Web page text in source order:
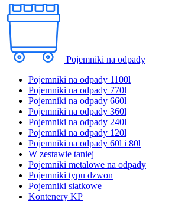
Pojemniki na odpady
Pojemniki na odpady 1100l
Pojemniki na odpady 770l
Pojemniki na odpady 660l
Pojemniki na odpady 360l
Pojemniki na odpady 240l
Pojemniki na odpady 120l
Pojemniki na odpady 60l i 80l
W zestawie taniej
Pojemniki metalowe na odpady
Pojemniki typu dzwon
Pojemniki siatkowe
Kontenery KP